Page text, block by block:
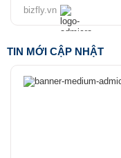
bizfly.vn
TIN MỚI CẬP NHẬT